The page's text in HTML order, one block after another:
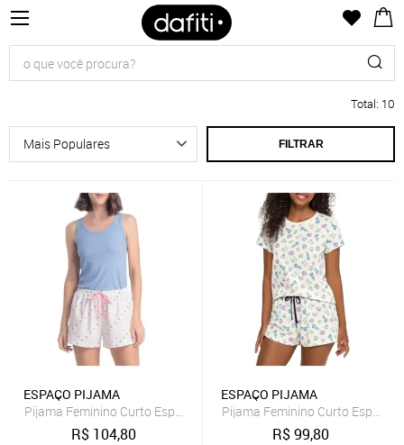
Total: 10
FILTRAR
ESPAÇO PIJAMA
Pijama Feminino Curto Espaço Pijama 4010320
R$ 104,80
ESPAÇO PIJAMA
Pijama Feminino Curto Espaço
R$99,80